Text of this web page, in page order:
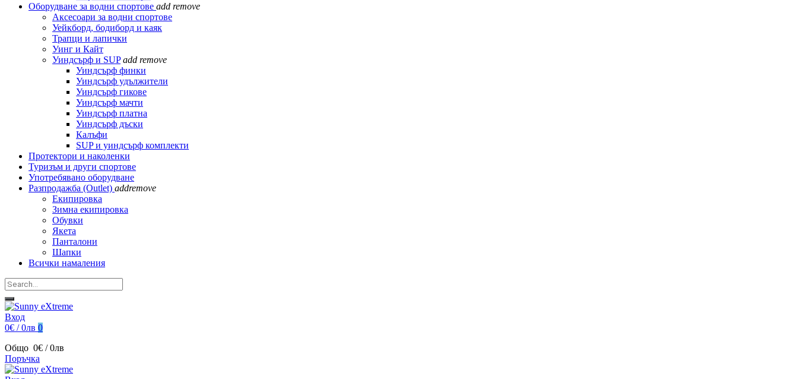
Оборудване за водни спортове add remove
Аксесоари за водни спортове
Уейкборд, бодиборд и каяк
Трапци и лапички
Уинг и Кайт
Уиндсърф и SUP add remove
Уиндсърф финки
Уиндсърф удължители
Уиндсърф гикове
Уиндсърф мачти
Уиндсърф платна
Уиндсърф дъски
Калъфи
SUP и уиндсърф комплекти
Протектори и наколенки
Туризъм и други спортове
Употребявано оборудване
Разпродажба (Outlet) addremove
Екипировка
Зимна екипировка
Обувки
Якета
Панталони
Шапки
Всички намаления
Вход
0€ / 0лв 0
Общо 0€ / 0лв
Поръчка